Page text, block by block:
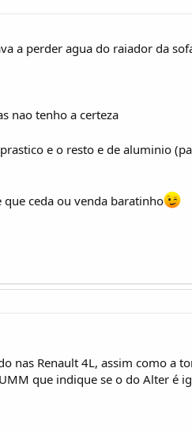
a perder agua do raiador da
nao tenho a certeza
e o resto e de aluminio
ceda ou venda baratinho
nas Renault 4L, assim como a
que indique se o do Alter é